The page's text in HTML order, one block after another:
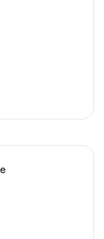
Grüner Tee,
Calcium, Vitamin